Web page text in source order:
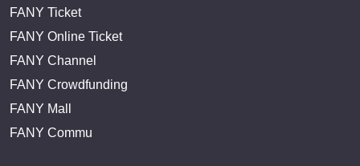
FANY Ticket
FANY Online Ticket
FANY Channel
FANY Crowdfunding
FANY Mall
FANY Commu